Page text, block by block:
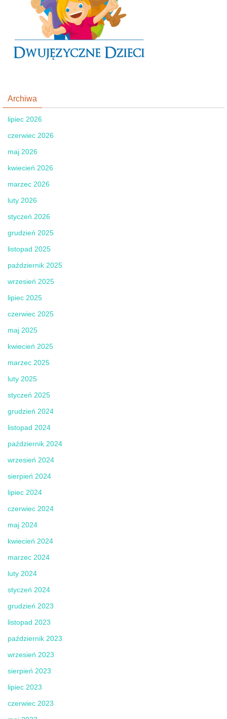
Archiwa
lipiec 2026
czerwiec 2026
maj 2026
kwiecień 2026
marzec 2026
luty 2026
styczeń 2026
grudzień 2025
listopad 2025
październik 2025
wrzesień 2025
lipiec 2025
czerwiec 2025
maj 2025
kwiecień 2025
marzec 2025
luty 2025
styczeń 2025
grudzień 2024
listopad 2024
październik 2024
wrzesień 2024
sierpień 2024
lipiec 2024
czerwiec 2024
maj 2024
kwiecień 2024
marzec 2024
luty 2024
styczeń 2024
grudzień 2023
listopad 2023
październik 2023
wrzesień 2023
sierpień 2023
lipiec 2023
czerwiec 2023